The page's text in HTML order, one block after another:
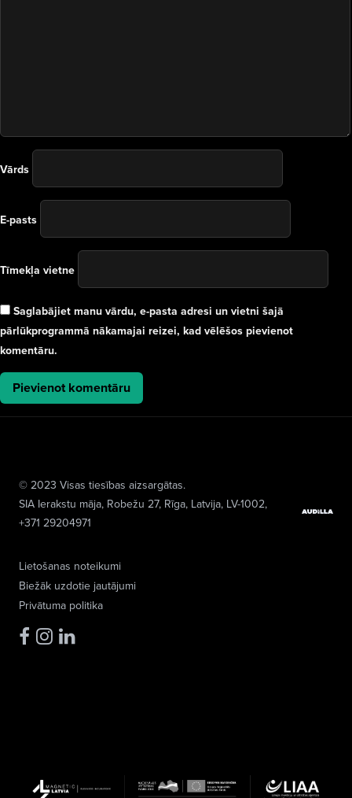
Vārds
E-pasts
Tīmekļa vietne
Saglabājiet manu vārdu, e-pasta adresi un vietni šajā
pārlūkprogrammā nākamajai reizei, kad vēlēšos pievienot
komentāru.
Lietošanas noteikumi
Biežāk uzdotie jautājumi
Privātuma politika
© 2023 Visas tiesības aizsargātas.
SIA Ierakstu māja, Robežu 27, Rīga, Latvija, LV-1002,
+371 29204971